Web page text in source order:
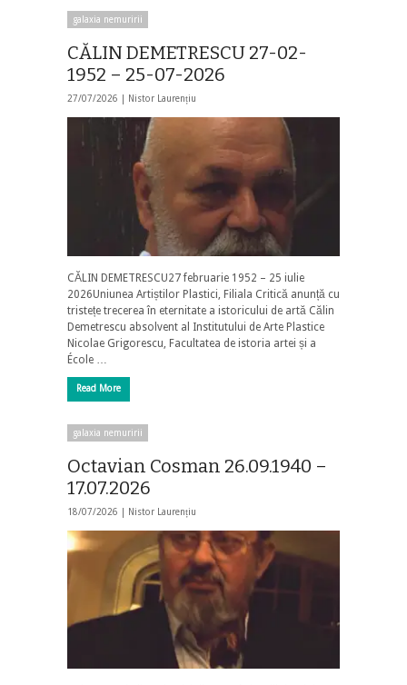
galaxia nemuririi
CĂLIN DEMETRESCU 27-02-
1952 – 25-07-2026
27/07/2026 | Nistor Laurențiu
CĂLIN DEMETRESCU27 februarie 1952 – 25 iulie
2026Uniunea Artiștilor Plastici, Filiala Critică anunță cu
tristețe trecerea în eternitate a istoricului de artă Călin
Demetrescu absolvent al Institutului de Arte Plastice
Nicolae Grigorescu, Facultatea de istoria artei și a
École …
Read More
galaxia nemuririi
Octavian Cosman 26.09.1940 –
17.07.2026
18/07/2026 | Nistor Laurențiu